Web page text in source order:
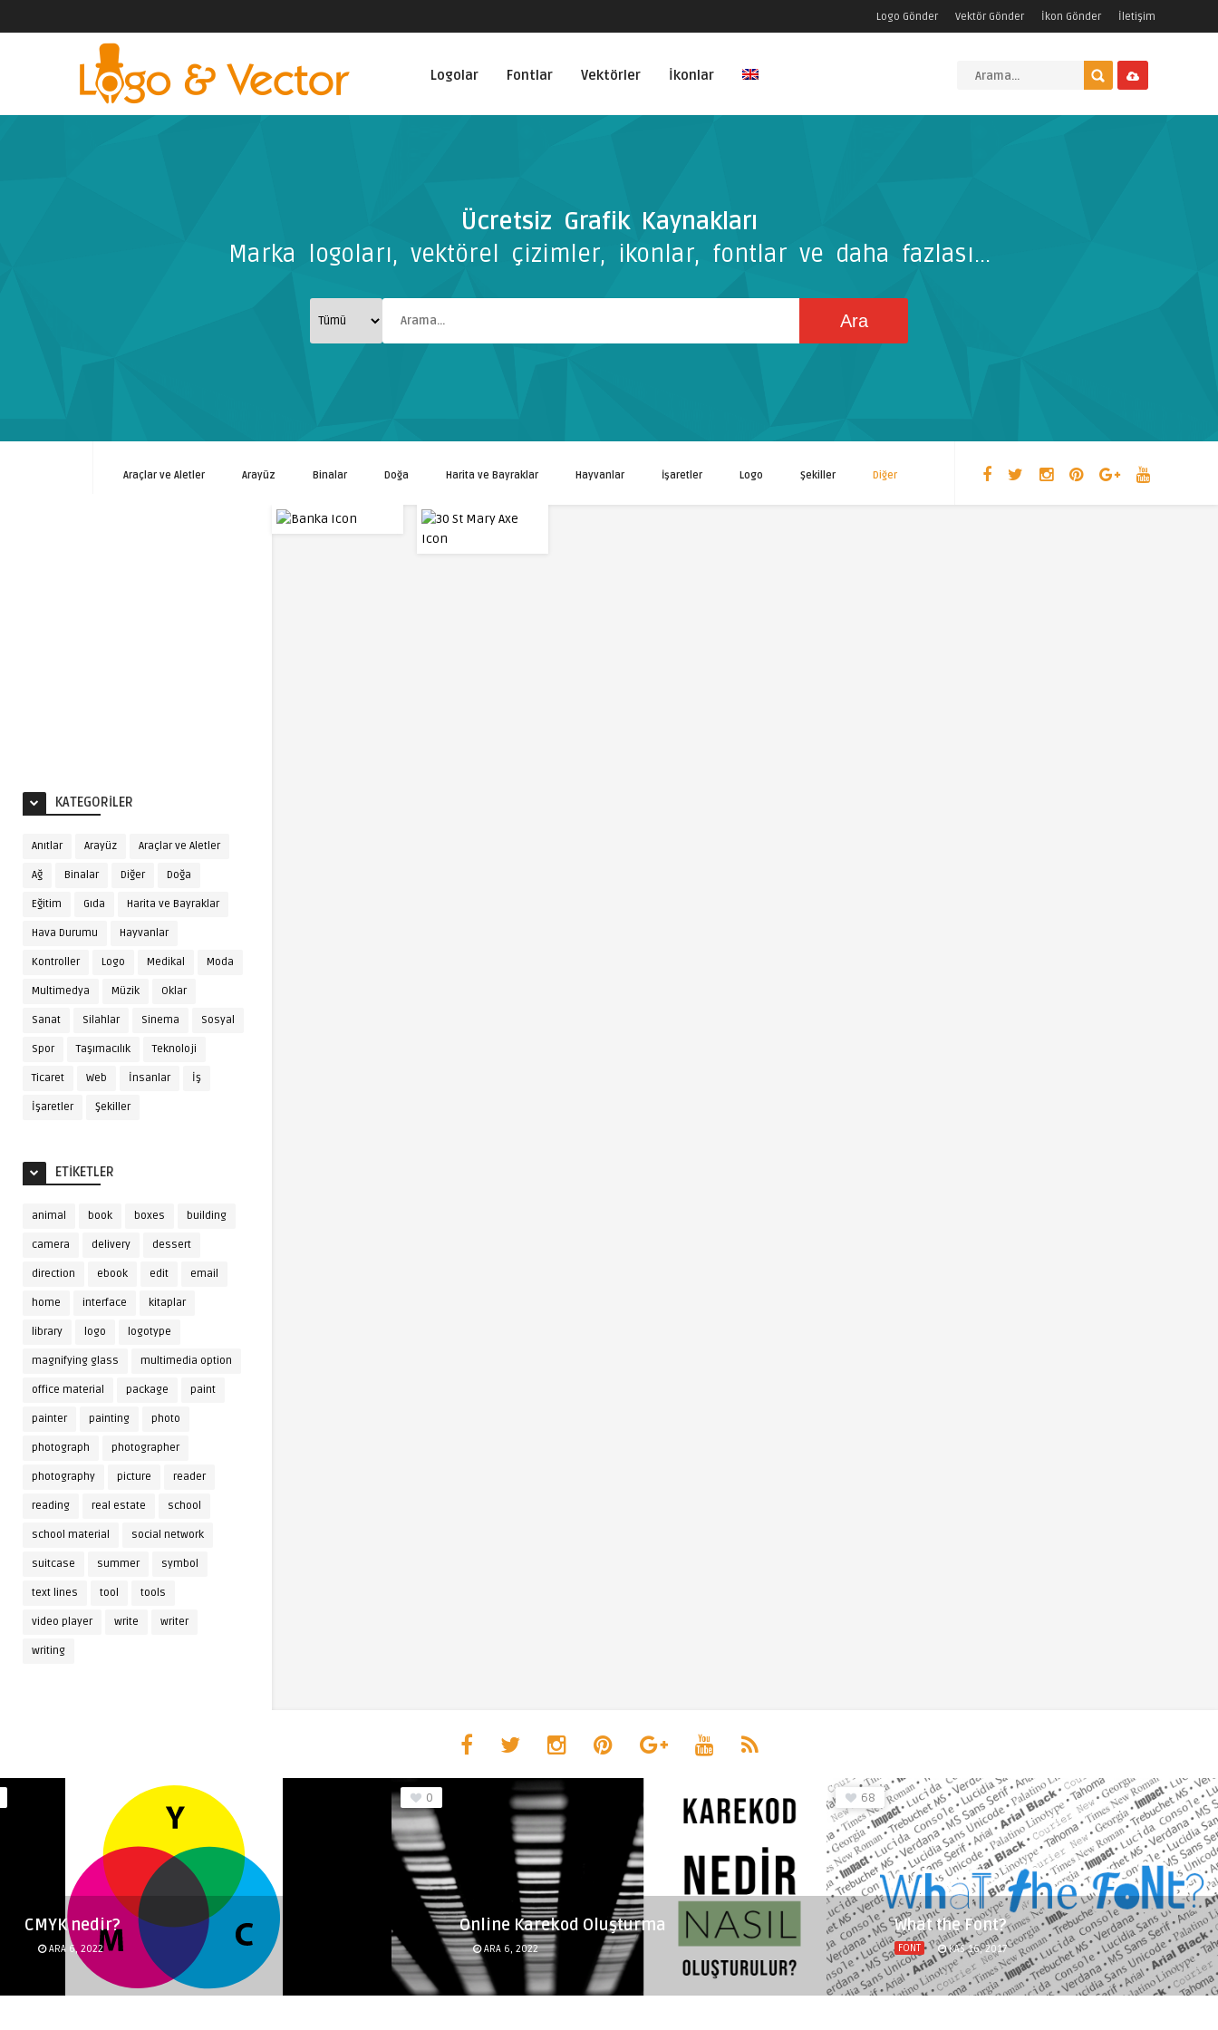
Logo Gönder Vektör Gönder İkon Gönder İletişim
Logolar Fontlar Vektörler İkonlar
Ücretsiz Grafik Kaynakları
Marka logoları, vektörel çizimler, ikonlar, fontlar ve daha fazlası...
Araçlar ve Aletler Arayüz Binalar Doğa Harita ve Bayraklar Hayvanlar İşaretler Logo Şekiller Diğer
KATEGORILER
Anıtlar Arayüz Araçlar ve Aletler
Ağ Binalar Diğer Doğa
Eğitim Gıda Harita ve Bayraklar
Hava Durumu Hayvanlar
Kontroller Logo Medikal Moda
Multimedya Müzik Oklar
Sanat Silahlar Sinema Sosyal
Spor Taşımacılık Teknoloji
Ticaret Web İnsanlar İş
İşaretler Şekiller
ETIKETLER
animal book boxes building
camera delivery dessert
direction ebook edit email
home interface kitaplar
library logo logotype
magnifying glass multimedia option
office material package paint
painter painting photo
photograph photographer
photography picture reader
reading real estate school
school material social network
suitcase summer symbol
text lines tool tools
video player write writer
writing
CMYK nedir?
ARA 6, 2022
0
Online Karekod Oluşturma
ARA 6, 2022
68
What the Font?
FONT KAS 16, 2017